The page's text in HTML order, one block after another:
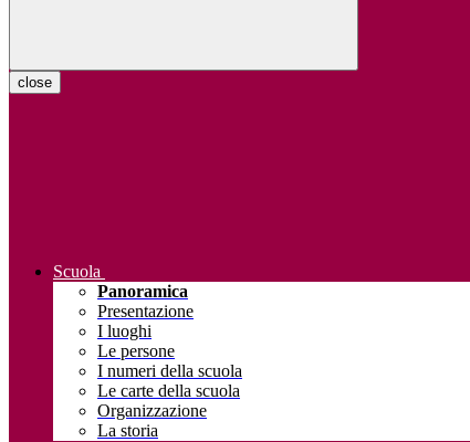
close
Scuola
Panoramica
Presentazione
I luoghi
Le persone
I numeri della scuola
Le carte della scuola
Organizzazione
La storia